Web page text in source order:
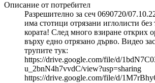
Описание от потребител
Разрешително за сеч 0690720/
има стотици отрязани иглолисти без
кората! След много взиране открих
върху едно отрязано дърво. Видео
трупите тук:
https://drive.google.com/file/d/
u_2bnN4h7vvdC/view?usp=sharing
https://drive.google.com/file/d/